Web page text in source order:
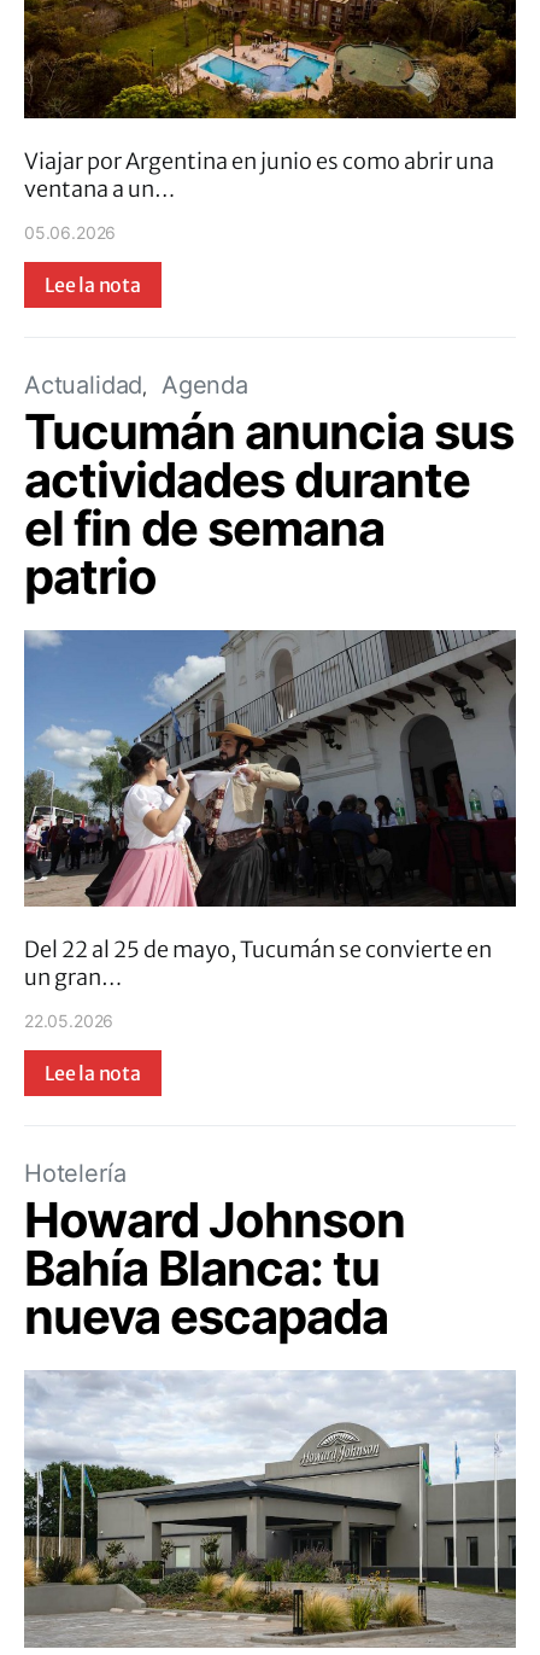
Viajar por Argentina en junio es como abrir una
ventana a un…
05.06.2026
Lee la nota
Actualidad Agenda
Tucumán anuncia sus
actividades durante
el fin de semana
patrio
Del 22 al 25 de mayo, Tucumán se convierte en
un gran…
22.05.2026
Lee la nota
Hotelería
Howard Johnson
Bahía Blanca: tu
nueva escapada